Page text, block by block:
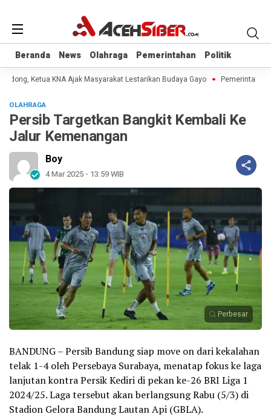
Beranda News Olahraga Pemerintahan Politik
Beranda News Olahraga Pemerintahan Politik
Ketua KNA Ajak Masyarakat Lestarikan Budaya Gayo Pemerintah
OLAHRAGA
Persib Targetkan Bangkit Kembali Ke
Jalur Kemenangan
Boy
4 Mar 2025 - 13:59 WIB
Perbesar
BANDUNG – Persib Bandung siap move on dari kekalahan
telak 1-4 oleh Persebaya Surabaya, menatap fokus ke laga
lanjutan kontra Persik Kediri di pekan ke-26 BRI Liga 1
2024/25. Laga tersebut akan berlangsung Rabu (5/3) di
Stadion Gelora Bandung Lautan Api (GBLA).